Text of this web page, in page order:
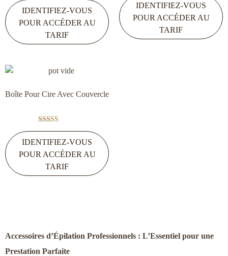
IDENTIFIEZ-VOUS
POUR ACCÉDER AU
TARIF
sur 5
IDENTIFIEZ-VOUS
POUR ACCÉDER AU
TARIF
Boîte Pour Cire Avec Couvercle
Note
sur 5
IDENTIFIEZ-VOUS
POUR ACCÉDER AU
TARIF
Accessoires d’Épilation Professionnels : L’Essentiel pour une
Prestation Parfaite